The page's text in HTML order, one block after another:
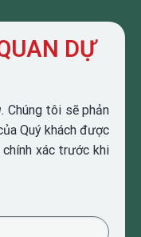
DỰ
Chúng tôi sẽ phản
Quý khách được
xác trước khi